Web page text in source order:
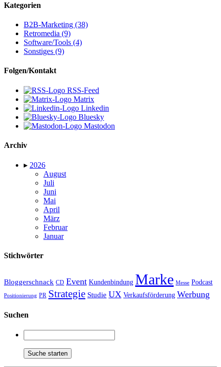
Kategorien
B2B-Marketing (38)
Retromedia (9)
Software/Tools (4)
Sonstiges (9)
Folgen/Kontakt
RSS-Feed
Matrix
Linkedin
Bluesky
Mastodon
Archiv
▸ 2026
August
Juli
Juni
Mai
April
März
Februar
Januar
Stichwörter
Bloggerschnack CD Event Kundenbindung Marke Messe Podcast
Positionierung PR Strategie Studie UX Verkaufsförderung Werbung
Suchen